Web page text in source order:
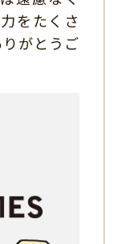
をたくさ
がとうご